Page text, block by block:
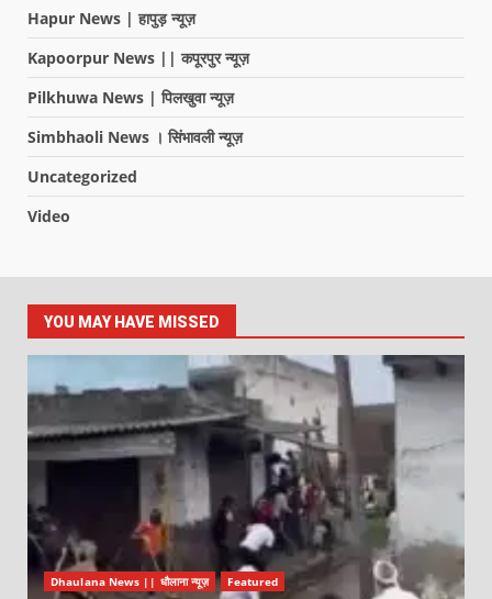
Hapur News | हापुड़ न्यूज़
Kapoorpur News || कपूरपुर न्यूज़
Pilkhuwa News | पिलखुवा न्यूज़
Simbhaoli News । सिंभावली न्यूज़
Uncategorized
Video
YOU MAY HAVE MISSED
Dhaulana News || धौलाना न्यूज़ Featured